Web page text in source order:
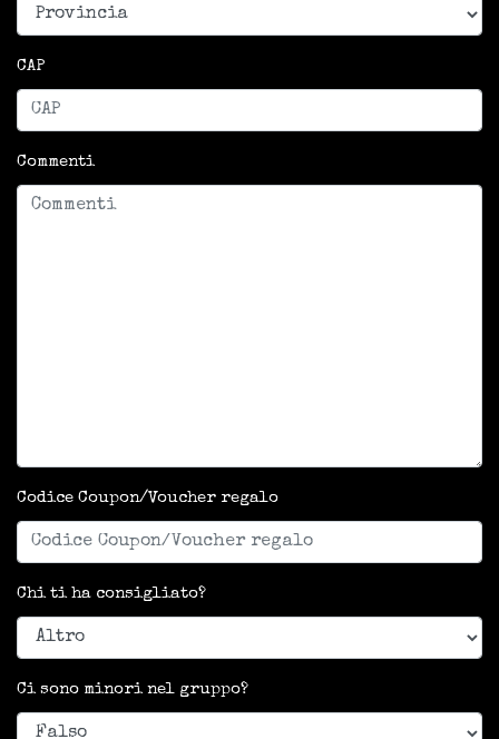
CAP
Commenti
Codice Coupon/Voucher regalo
Chi ti ha consigliato?
Ci sono minori nel gruppo?